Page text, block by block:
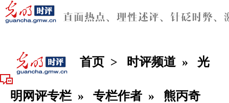
首页 > 时评频道 » 光
明网评专栏 » 专栏作者 » 熊丙奇